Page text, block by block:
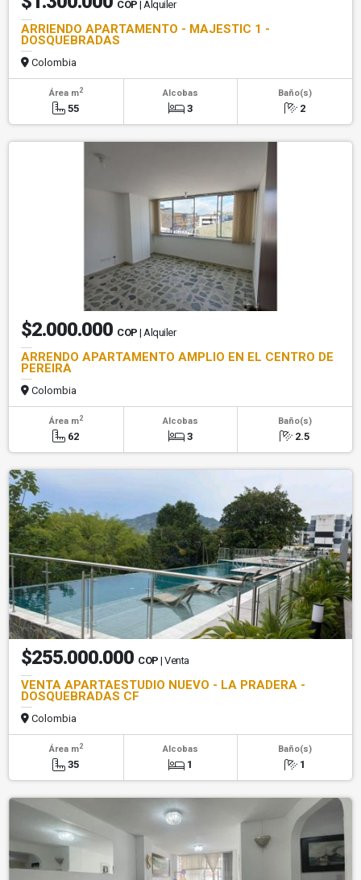
COP | Alquiler
ARRIENDO APARTAMENTO - MAJESTIC 1 -
DOSQUEBRADAS
Colombia
Área m2
55
Alcobas
3
Baño(s)
2
$2.000.000 COP | Alquiler
ARRENDO APARTAMENTO AMPLIO EN EL CENTRO DE
PEREIRA
Colombia
Área m2
62
Alcobas
3
Baño(s)
2.5
$255.000.000 COP | Venta
VENTA APARTAESTUDIO NUEVO - LA PRADERA -
DOSQUEBRADAS CF
Colombia
Área m2
35
Alcobas
1
Baño(s)
1